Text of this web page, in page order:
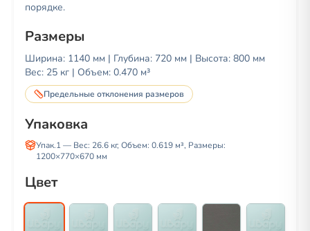
порядке.
Размеры
Ширина: 1140 мм | Глубина: 720 мм | Высота: 800 мм
Вес: 25 кг | Объем: 0.470 м³
Предельные отклонения размеров
Упаковка
Упак.1— Вес: 26.6 кг, Объем: 0.619 м³, Размеры:
1200×770×670 мм
Цвет